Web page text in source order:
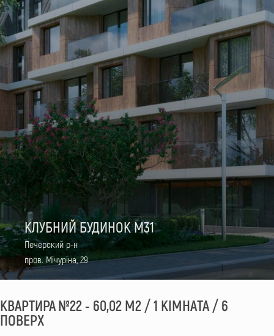
КЛУБНИЙ БУДИНОК M31
Печерский р-н
пров. Мiчурiна, 29
КВАРТИРА №22 - 60,02 М2 / 1 КІМНАТА / 6
ПОВЕРХ